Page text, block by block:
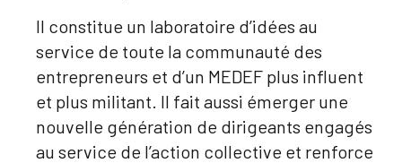
Il constitue un laboratoire d’idées au
service de toute la communauté des
entrepreneurs et d’un MEDEF plus influent
et plus militant. Il fait aussi émerger une
nouvelle génération de dirigeants engagés
au service de l’action collective et renforce